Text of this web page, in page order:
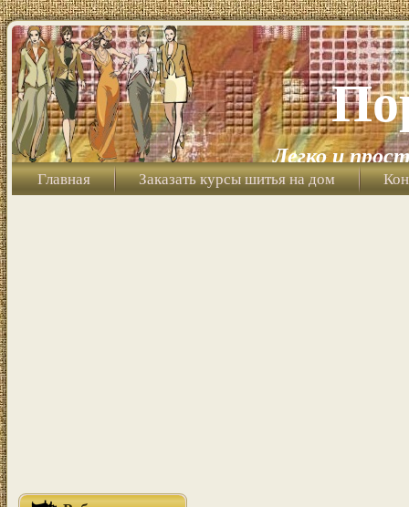
Легко и
Главная Заказать курсы шитья на дом